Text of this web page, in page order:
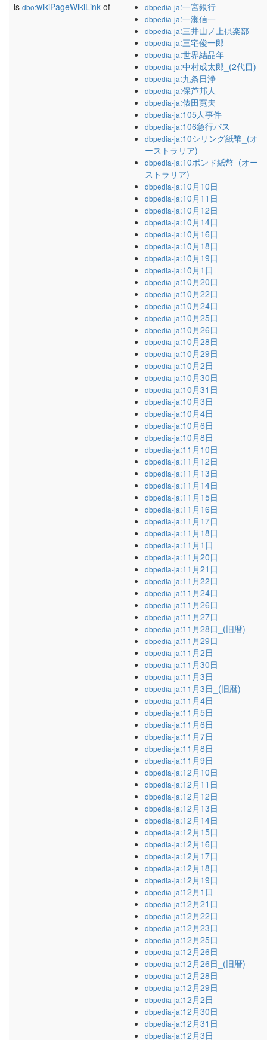
is dbo:wikiPageWikiLink of dbpedia-ja:一宮銀行
dbpedia-ja:一瀬信一
dbpedia-ja:三井山ノ上倶楽部
dbpedia-ja:三宅俊一郎
dbpedia-ja:世界結晶年
dbpedia-ja:中村成太郎_(2代目)
dbpedia-ja:九条日浄
dbpedia-ja:保芦邦人
dbpedia-ja:俵田寛夫
dbpedia-ja:105人事件
dbpedia-ja:106急行バス
dbpedia-ja:10シリング紙幣_(オ
ーストラリア)
dbpedia-ja:10ポンド紙幣_(オー
ストラリア)
dbpedia-ja:10月10日
dbpedia-ja:10月11日
dbpedia-ja:10月12日
dbpedia-ja:10月14日
dbpedia-ja:10月16日
dbpedia-ja:10月18日
dbpedia-ja:10月19日
dbpedia-ja:10月1日
dbpedia-ja:10月20日
dbpedia-ja:10月22日
dbpedia-ja:10月24日
dbpedia-ja:10月25日
dbpedia-ja:10月26日
dbpedia-ja:10月28日
dbpedia-ja:10月29日
dbpedia-ja:10月2日
dbpedia-ja:10月30日
dbpedia-ja:10月31日
dbpedia-ja:10月3日
dbpedia-ja:10月4日
dbpedia-ja:10月6日
dbpedia-ja:10月8日
dbpedia-ja:11月10日
dbpedia-ja:11月12日
dbpedia-ja:11月13日
dbpedia-ja:11月14日
dbpedia-ja:11月15日
dbpedia-ja:11月16日
dbpedia-ja:11月17日
dbpedia-ja:11月18日
dbpedia-ja:11月1日
dbpedia-ja:11月20日
dbpedia-ja:11月21日
dbpedia-ja:11月22日
dbpedia-ja:11月24日
dbpedia-ja:11月26日
dbpedia-ja:11月27日
dbpedia-ja:11月28日_(旧暦)
dbpedia-ja:11月29日
dbpedia-ja:11月2日
dbpedia-ja:11月30日
dbpedia-ja:11月3日
dbpedia-ja:11月3日_(旧暦)
dbpedia-ja:11月4日
dbpedia-ja:11月5日
dbpedia-ja:11月6日
dbpedia-ja:11月7日
dbpedia-ja:11月8日
dbpedia-ja:11月9日
dbpedia-ja:12月10日
dbpedia-ja:12月11日
dbpedia-ja:12月12日
dbpedia-ja:12月13日
dbpedia-ja:12月14日
dbpedia-ja:12月15日
dbpedia-ja:12月16日
dbpedia-ja:12月17日
dbpedia-ja:12月18日
dbpedia-ja:12月19日
dbpedia-ja:12月1日
dbpedia-ja:12月21日
dbpedia-ja:12月22日
dbpedia-ja:12月23日
dbpedia-ja:12月25日
dbpedia-ja:12月26日
dbpedia-ja:12月26日_(旧暦)
dbpedia-ja:12月28日
dbpedia-ja:12月29日
dbpedia-ja:12月2日
dbpedia-ja:12月30日
dbpedia-ja:12月31日
dbpedia-ja:12月3日